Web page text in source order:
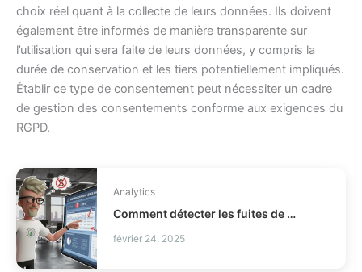
choix réel quant à la collecte de leurs données. Ils doivent
également être informés de manière transparente sur
l’utilisation qui sera faite de leurs données, y compris la
durée de conservation et les tiers potentiellement impliqués.
Établir ce type de consentement peut nécessiter un cadre
de gestion des consentements conforme aux exigences du
RGPD.
Analytics
Comment détecter les fuites de profit en distribution ?
février 24, 2025